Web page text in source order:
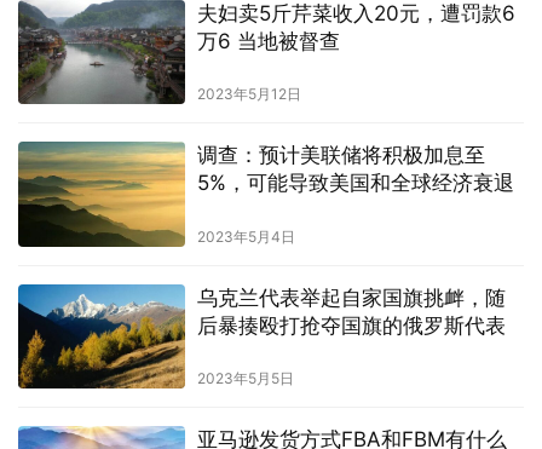
夫妇卖5斤芹菜收入20元，遭罚款6
万6 当地被督查
2023年5月12日
调查：预计美联储将积极加息至
5%，可能导致美国和全球经济衰退
2023年5月4日
乌克兰代表举起自家国旗挑衅，随
后暴揍殴打抢夺国旗的俄罗斯代表
2023年5月5日
亚马逊发货方式FBA和FBM有什么